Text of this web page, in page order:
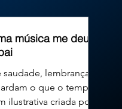
música me deu um
lembranças e
o que o tempo